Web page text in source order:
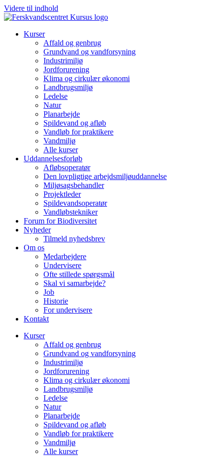
Videre til indhold
Kurser
Affald og genbrug
Grundvand og vandforsyning
Industrimiljø
Jordforurening
Klima og cirkulær økonomi
Landbrugsmiljø
Ledelse
Natur
Planarbejde
Spildevand og afløb
Vandløb for praktikere
Vandmiljø
Alle kurser
Uddannelsesforløb
Afløbsoperatør
Den lovpligtige arbejdsmiljøuddannelse
Miljøsagsbehandler
Projektleder
Spilde­vands­operatør
Vandløbstekniker
Forum for Biodiversitet
Nyheder
Tilmeld nyhedsbrev
Om os
Medarbejdere
Undervisere
Ofte stillede spørgsmål
Skal vi samarbejde?
Job
Historie
For undervisere
Kontakt
Kurser
Affald og genbrug
Grundvand og vandforsyning
Industrimiljø
Jordforurening
Klima og cirkulær økonomi
Landbrugsmiljø
Ledelse
Natur
Planarbejde
Spildevand og afløb
Vandløb for praktikere
Vandmiljø
Alle kurser